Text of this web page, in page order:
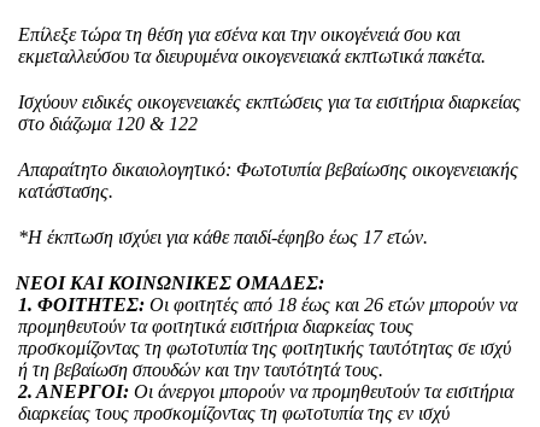
Επίλεξε τώρα τη θέση για εσένα και την οικογένειά σου και
εκμεταλλεύσου τα διευρυμένα οικογενειακά εκπτωτικά πακέτα.
Ισχύουν ειδικές οικογενειακές εκπτώσεις για τα εισιτήρια διαρκείας
στο διάζωμα 120 & 122
Απαραίτητο δικαιολογητικό: Φωτοτυπία βεβαίωσης οικογενειακής
κατάστασης.
*Η έκπτωση ισχύει για κάθε παιδί-έφηβο έως 17 ετών.
ΝΕΟΙ ΚΑΙ ΚΟΙΝΩΝΙΚΕΣ ΟΜΑΔΕΣ:
1. ΦΟΙΤΗΤΕΣ: Οι φοιτητές από 18 έως και 26 ετών μπορούν να
προμηθευτούν τα φοιτητικά εισιτήρια διαρκείας τους
προσκομίζοντας τη φωτοτυπία της φοιτητικής ταυτότητας σε ισχύ
ή τη βεβαίωση σπουδών και την ταυτότητά τους.
2. ΑΝΕΡΓΟΙ: Οι άνεργοι μπορούν να προμηθευτούν τα εισιτήρια
διαρκείας τους προσκομίζοντας τη φωτοτυπία της εν ισχύ